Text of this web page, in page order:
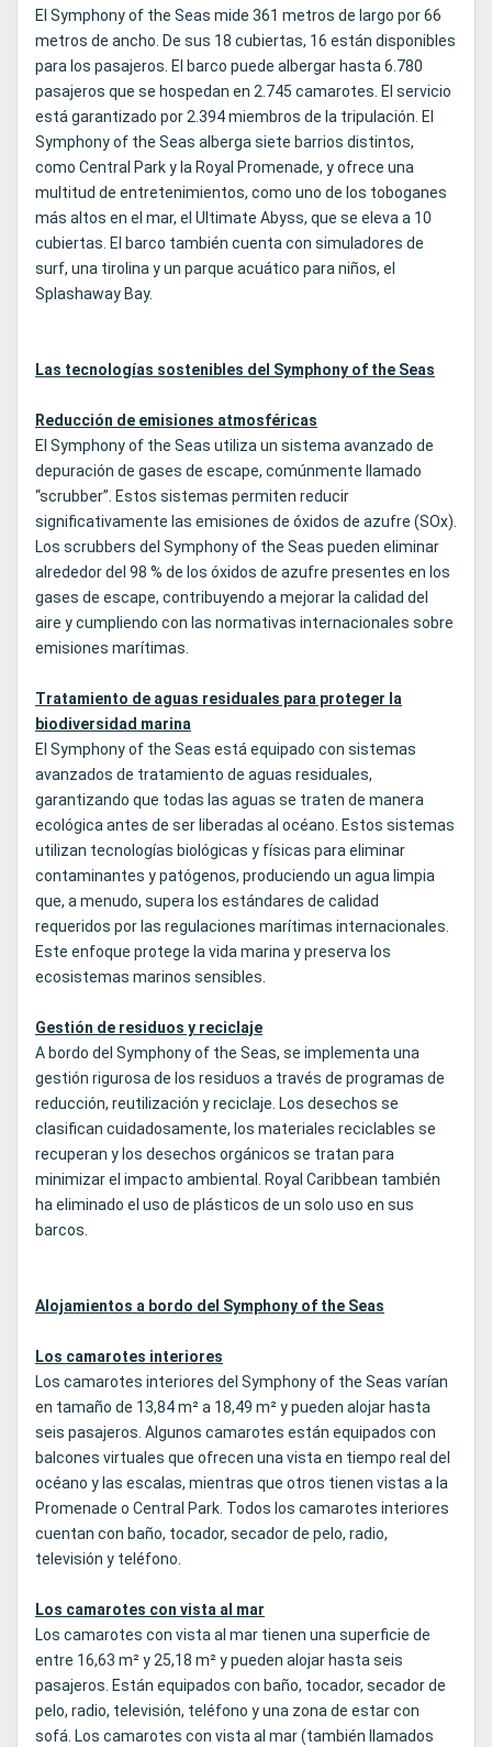
El Symphony of the Seas mide 361 metros de largo por 66
metros de ancho. De sus 18 cubiertas, 16 están disponibles
para los pasajeros. El barco puede albergar hasta 6.780
pasajeros que se hospedan en 2.745 camarotes. El servicio
está garantizado por 2.394 miembros de la tripulación. El
Symphony of the Seas alberga siete barrios distintos,
como Central Park y la Royal Promenade, y ofrece una
multitud de entretenimientos, como uno de los toboganes
más altos en el mar, el Ultimate Abyss, que se eleva a 10
cubiertas. El barco también cuenta con simuladores de
surf, una tirolina y un parque acuático para niños, el
Splashaway Bay.
Las tecnologías sostenibles del Symphony of the Seas
Reducción de emisiones atmosféricas
El Symphony of the Seas utiliza un sistema avanzado de
depuración de gases de escape, comúnmente llamado
“scrubber”. Estos sistemas permiten reducir
significativamente las emisiones de óxidos de azufre (SOx).
Los scrubbers del Symphony of the Seas pueden eliminar
alrededor del 98 % de los óxidos de azufre presentes en los
gases de escape, contribuyendo a mejorar la calidad del
aire y cumpliendo con las normativas internacionales sobre
emisiones marítimas.
Tratamiento de aguas residuales para proteger la
biodiversidad marina
El Symphony of the Seas está equipado con sistemas
avanzados de tratamiento de aguas residuales,
garantizando que todas las aguas se traten de manera
ecológica antes de ser liberadas al océano. Estos sistemas
utilizan tecnologías biológicas y físicas para eliminar
contaminantes y patógenos, produciendo un agua limpia
que, a menudo, supera los estándares de calidad
requeridos por las regulaciones marítimas internacionales.
Este enfoque protege la vida marina y preserva los
ecosistemas marinos sensibles.
Gestión de residuos y reciclaje
A bordo del Symphony of the Seas, se implementa una
gestión rigurosa de los residuos a través de programas de
reducción, reutilización y reciclaje. Los desechos se
clasifican cuidadosamente, los materiales reciclables se
recuperan y los desechos orgánicos se tratan para
minimizar el impacto ambiental. Royal Caribbean también
ha eliminado el uso de plásticos de un solo uso en sus
barcos.
Alojamientos a bordo del Symphony of the Seas
Los camarotes interiores
Los camarotes interiores del Symphony of the Seas varían
en tamaño de 13,84 m² a 18,49 m² y pueden alojar hasta
seis pasajeros. Algunos camarotes están equipados con
balcones virtuales que ofrecen una vista en tiempo real del
océano y las escalas, mientras que otros tienen vistas a la
Promenade o Central Park. Todos los camarotes interiores
cuentan con baño, tocador, secador de pelo, radio,
televisión y teléfono.
Los camarotes con vista al mar
Los camarotes con vista al mar tienen una superficie de
entre 16,63 m² y 25,18 m² y pueden alojar hasta seis
pasajeros. Están equipados con baño, tocador, secador de
pelo, radio, televisión, teléfono y una zona de estar con
sofá. Los camarotes con vista al mar (también llamados